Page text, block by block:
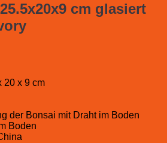
cm glasiert
20 x 9 cm
der Bonsai mit Draht im Boden
Boden